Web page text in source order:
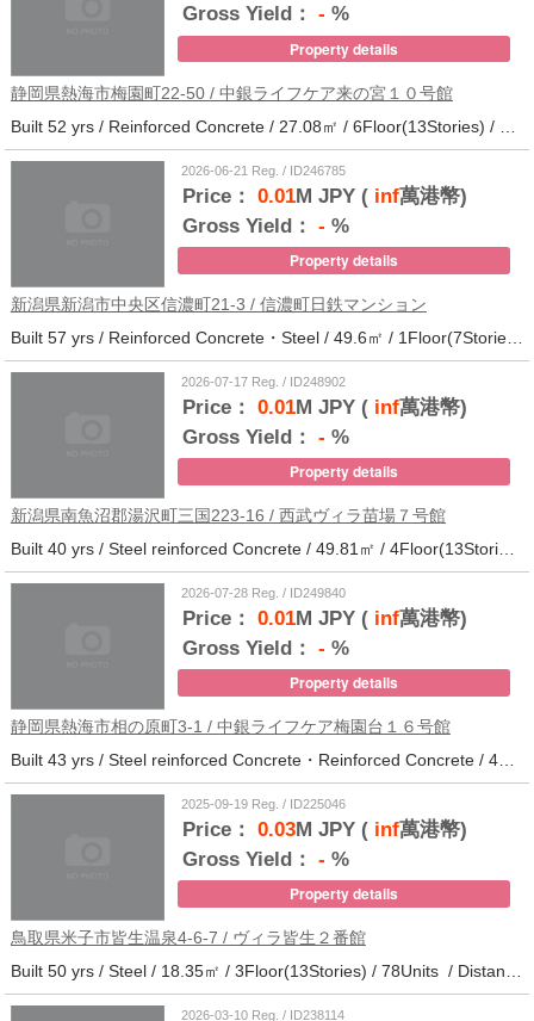
Gross Yield： - %
Property details
静岡県熱海市梅園町22-50 / 中銀ライフケア来の宮１０号館
2026-06-21 Reg. / ID246785
Price： 0.01M JPY (inf萬港幣)
Gross Yield： - %
Property details
新潟県新潟市中央区信濃町21-3 / 信濃町日鉄マンション
Built 57 yrs / Reinforced Concrete・Steel / 49.6㎡ / 1Floor(7Stories) / 21Units / Distance from the station.10
2026-07-17 Reg. / ID248902
Price： 0.01M JPY (inf萬港幣)
Gross Yield： - %
Property details
新潟県南魚沼郡湯沢町三国223-16 / 西武ヴィラ苗場７号館
Built 40 yrs / Steel reinforced Concrete / 49.81㎡ / 4Floor(13Stories) / 370Units / Distance from the station.
2026-07-28 Reg. / ID249840
Price： 0.01M JPY (inf萬港幣)
Gross Yield： - %
Property details
静岡県熱海市相の原町3-1 / 中銀ライフケア梅園台１６号館
Built 43 yrs / Steel reinforced Concrete・Reinforced Concrete / 44.37㎡ / 14Floor(14Stories) / 294Units / Distance from the station.25
2025-09-19 Reg. / ID225046
Price： 0.03M JPY (inf萬港幣)
Gross Yield： - %
Property details
鳥取県米子市皆生温泉4-6-7 / ヴィラ皆生２番館
Built 50 yrs / Steel / 18.35㎡ / 3Floor(13Stories) / 78Units / Distance from the station.
2026-03-10 Reg. / ID238114